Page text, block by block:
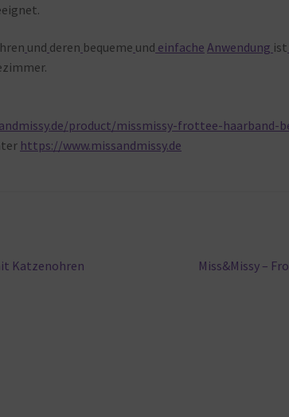
und deren bequeme und einfache Anwendung ist
product/missmissy-frottee-haarband-
https://www.missandmissy.de
Katzenohren
Nächster
Miss&Missy –